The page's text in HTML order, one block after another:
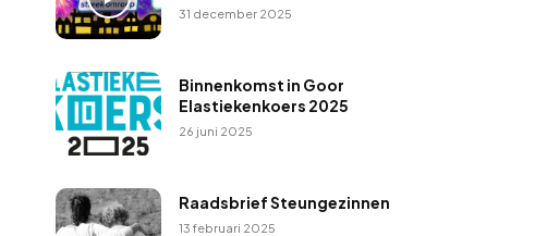
31 december 2025
Binnenkomst in Goor
Elastiekenkoers 2025
26 juni 2025
Raadsbrief Steungezinnen
13 februari 2025